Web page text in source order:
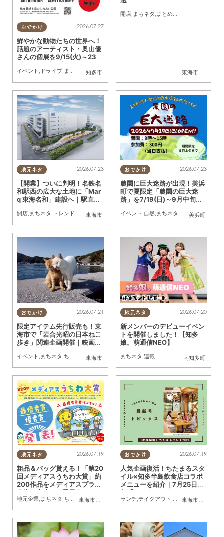
おでかけ
知多市
2026.07.27
鮮やかな動物たちの世界へ！
話題のアーティスト・奥山優
さんの個展を9/15(火)～23
イベント , ドライブ, まちネタ ,夫婦,家族 東海市
,大府市
開店, まちネタ , まとめ記事
地元ネタ
東海市
2026.07.23
【開業】ついに判明！名鉄名
和駅西の広大な土地に「Mar
q 東海名和」建設へ｜駅直
開店, まちネタ , トレンド
おでかけ
美浜町
2026.07.23
農園に巨大迷路が出現！美浜
町で夏限定「農園の巨大迷
路」を7/19(日)～9月中旬ま
イベント ,自然, まちネタ
おでかけ
東海市
2026.07.21
限定アイテム先行販売も！東
海市で「岩合光昭の日本ねこ
歩き」関連企画開催｜映画上
る広告
イベント , まちネタ ,ちたまる広告 ,ペット トレンド
地元ネタ
南知多町
2026.07.20
新メンバーのデビューイベン
トを開催しました！【知多
娘。萌通信NEO】
まちネタ ,連載
地元ネタ
東海市
,大府市 知多市,東浦町
2026.07.19
粗品＆バッグ貰える！「第20
回メディアスうちわ大賞」約
200作品をメディアスプラザ
東海・大府にて展示｜7/23
(木)～8/16(日)／ちたまる広
告
地元企業 まちネタ ちたまる広告 家族
おでかけ
東海市
,大府市
2026.07.19
人気企画復活！ちたまるスタ
イル×知多半島飲食店コラボ
メニューを紹介｜7月25日発
行「ちたまるスタイル8・9
月号」見ドコロ解説
ランチ テイクアウト 習い事,観光